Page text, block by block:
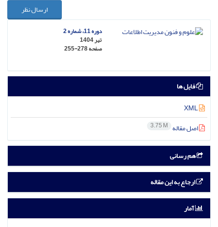
ارسال نظر
دوره 11، شماره 2
تیر 1404
صفحه255-278
فایل ها
اصل مقاله 3.75 M
هم رسانی
ارجاع به این مقاله
آمار